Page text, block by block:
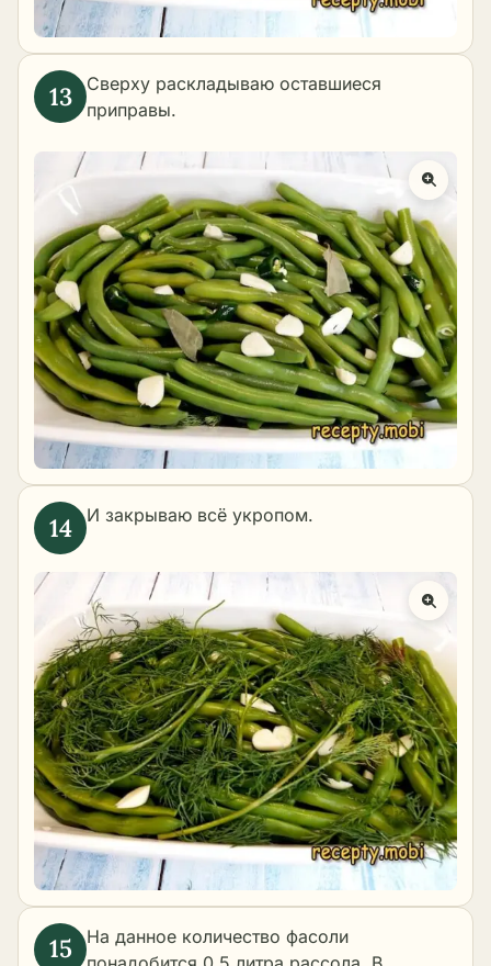
Сверху раскладываю оставшиеся
приправы.
И закрываю всё укропом.
На данное количество фасоли